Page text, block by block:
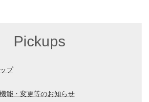
Pickups
プ
能・変更等のお知らせ